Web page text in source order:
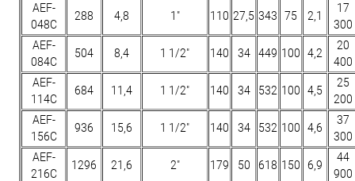
AEF-
048C
288 4,8 1" 110 27,5 343 75 2,1
17
300
AEF-
084C
504 8,4 1 1/2" 140 34 449 100 4,2
20
400
AEF-
114C
684 11,4 1 1/2" 140 34 532 100 4,5
25
200
AEF-
156C
936 15,6 1 1/2" 140 34 532 100 4,6
37
300
AEF-
216C
1296 21,6 2" 179 50 618 150 6,9
44
900